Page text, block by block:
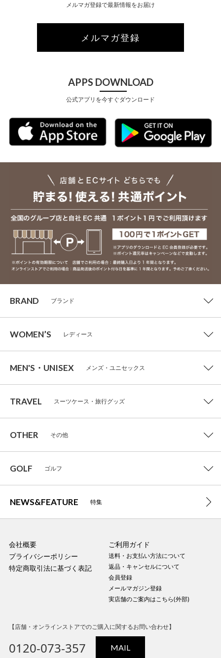
メルマガ登録で最新情報をお届け
メルマガ登録
APPS DOWNLOAD
公式アプリを今すぐダウンロード
BRAND ブランド
WOMEN’S レディース
MEN'S・UNISEX メンズ・ユニセックス
TRAVEL スーツケース・旅行グッズ
OTHER その他
GOLF ゴルフ
NEWS&FEATURE 特集
会社概要
プライバシーポリシー
特定商取引法に基づく表記
ご利用ガイド
送料・お支払い方法について
返品・キャンセルについて
会員登録
メールマガジン登録
実店舗のご案内はこちら(外部)
【店舗・オンラインストアでのご購入に関するお問い合わせ】
0120-073-357 MAIL